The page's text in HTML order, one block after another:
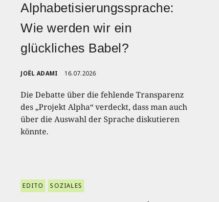
Alphabetisierungssprache:
Wie werden wir ein
glückliches Babel?
JOËL ADAMI 16.07.2026
Die Debatte über die fehlende Transparenz
des „Projekt Alpha“ verdeckt, dass man auch
über die Auswahl der Sprache diskutieren
könnte.
EDITO SOZIALES